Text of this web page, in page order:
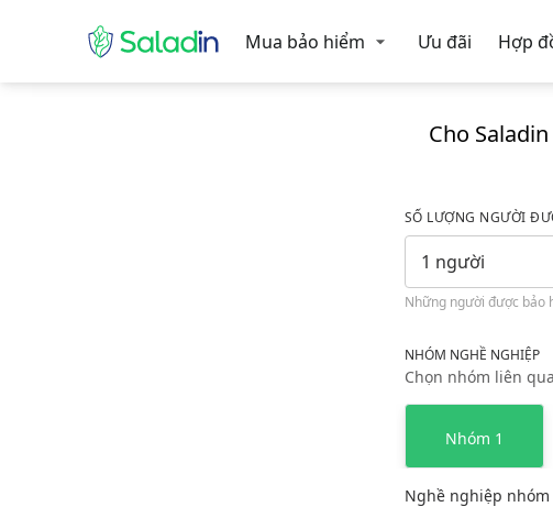
Mua bảo hiểm Ưu đãi Hợp
Cho
SỐ LƯỢNG NGƯỜI
1 người
Những người được bảo
NHÓM NGHỀ NGHIỆP
Chọn nhóm liên
Nhóm 1
Nghề nghiệp nhóm